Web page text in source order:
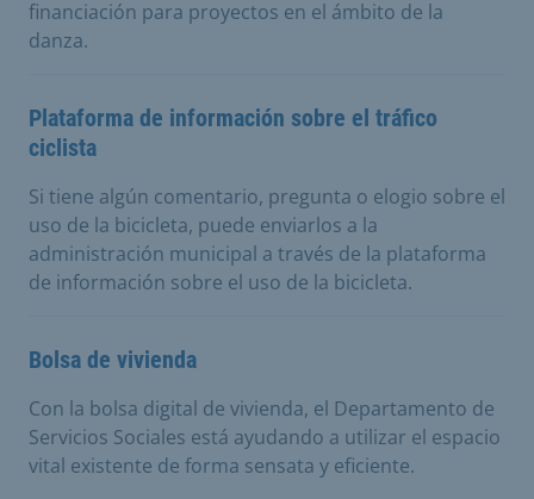
financiación para proyectos en el ámbito de la
danza.
Plataforma de información sobre el tráfico
ciclista
Si tiene algún comentario, pregunta o elogio sobre el
uso de la bicicleta, puede enviarlos a la
administración municipal a través de la plataforma
de información sobre el uso de la bicicleta.
Bolsa de vivienda
Con la bolsa digital de vivienda, el Departamento de
Servicios Sociales está ayudando a utilizar el espacio
vital existente de forma sensata y eficiente.